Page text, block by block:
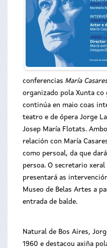
conferencias María
organizado pola Xunta
continúa en maio coas
teatro e de ópera Jorge
Josep María Flotats.
relación con María
como persoal, da que
persoa. O secretario
presentará as
Museo de Belas Artes a
entrada de balde.
Natural de Bos Aires,
1960 e destacou axiña